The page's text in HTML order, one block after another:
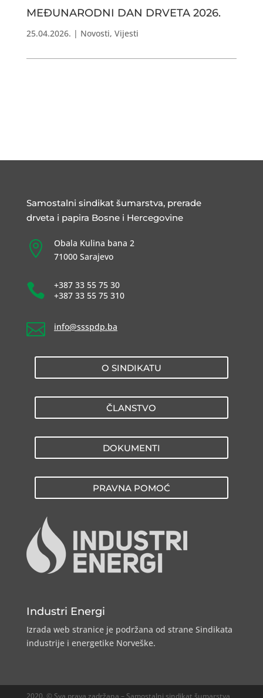
MEĐUNARODNI DAN DRVETA 2026.
25.04.2026. | Novosti, Vijesti
Samostalni sindikat šumarstva, prerade
drveta i papira Bosne i Hercegovine

Obala Kulina bana 2
71000 Sarajevo

+387 33 55 75 30
+387 33 55 75 310
 info@ssspdp.ba
O SINDIKATU
ČLANSTVO
DOKUMENTI
PRAVNA POMOĆ
Industri Energi
Izrada web stranice je podržana od strane Sindikata
industrije i energetike Norveške.
2020. © Sva prava zadržana – Samostalni sindikat šumarstva,